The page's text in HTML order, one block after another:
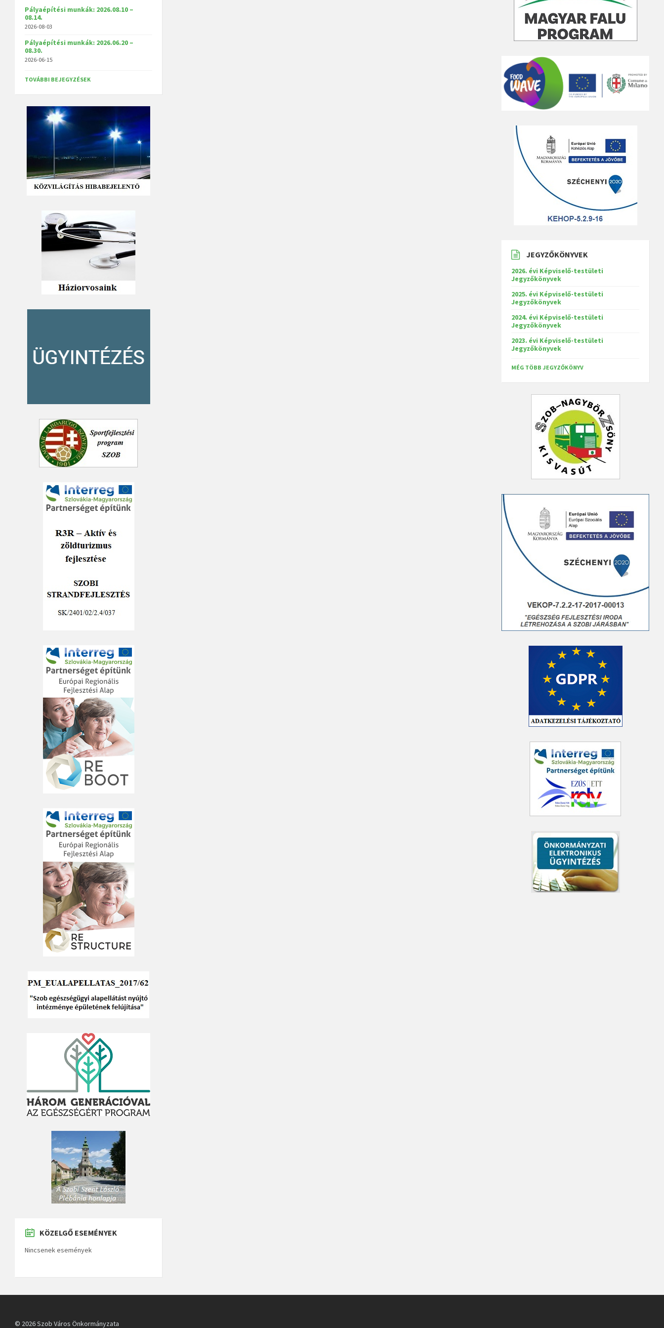
Pályaépítési munkák: 2026.08.10 –
08.14.
2026-08-03
Pályaépítési munkák: 2026.06.20 –
08.30.
2026-06-15
TOVÁBBI BEJEGYZÉSEK
KÖZELGŐ ESEMÉNYEK
Nincsenek események
JEGYZŐKÖNYVEK
2026. évi Képviselő-testületi
Jegyzőkönyvek
2025. évi Képviselő-testületi
Jegyzőkönyvek
2024. évi Képviselő-testületi
Jegyzőkönyvek
2023. évi Képviselő-testületi
Jegyzőkönyvek
MÉG TÖBB JEGYZŐKÖNYV
© 2026 Szob Város Önkormányzata